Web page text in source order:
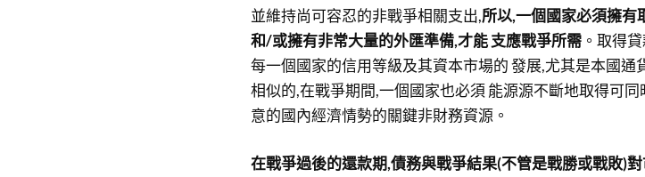
並維持尚可容忍的非戰爭相關支出,所以,一個國家必須擁有
和/或擁有非常大量的外匯準備,才能 支應戰爭所需。取得
每一個國家的信用等級及其資本市場的 發展,尤其是本國通
相似的,在戰爭期間,一個國家也必須 能源源不斷地取得可
意的國內經濟情勢的關鍵非財務資源。
在戰爭過後的還款期,債務與戰爭結果(不管是戰勝或戰敗)